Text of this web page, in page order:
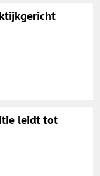
leidt tot